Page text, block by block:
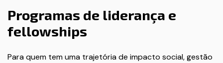
Programas de liderança e
fellowships
Para quem tem uma trajetória de impacto social, gestão